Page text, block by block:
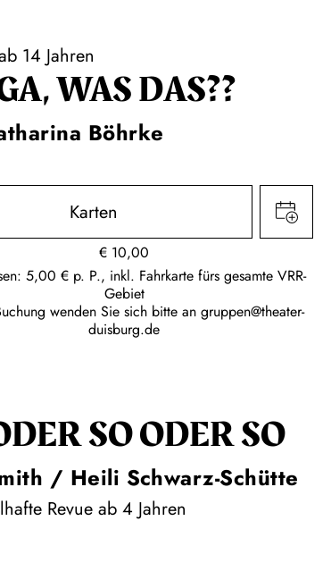
14 Jahren
WAS DAS??
Böhrke
Karten
€ 10,00
5,00 € p. P., inkl. Fahrkarte fürs gesamte VRR-
Gebiet
wenden Sie sich bitte angruppen@theater-
duisburg.de
SO ODER SO
/ Heili Schwarz-Schütte
Revue ab 4 Jahren